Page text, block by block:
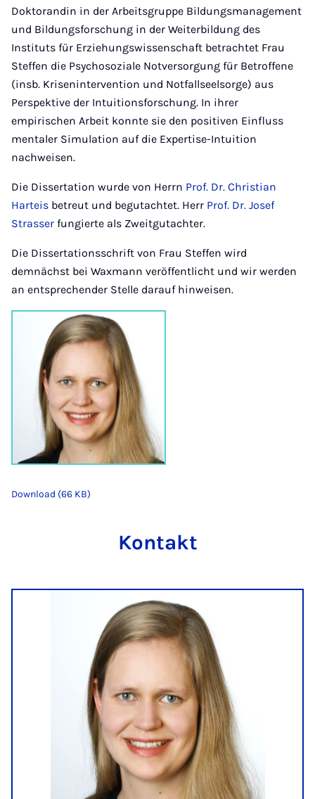
Doktorandin in der Arbeitsgruppe Bildungsmanagement
und Bildungsforschung in der Weiterbildung des
Instituts für Erziehungswissenschaft betrachtet Frau
Steffen die Psychosoziale Notversorgung für Betroffene
(insb. Krisenintervention und Notfallseelsorge) aus
Perspektive der Intuitionsforschung. In ihrer
empirischen Arbeit konnte sie den positiven Einfluss
mentaler Simulation auf die Expertise-Intuition
nachweisen.
Die Dissertation wurde von Herrn Prof. Dr. Christian
Harteis betreut und begutachtet. Herr Prof. Dr. Josef
Strasser fungierte als Zweitgutachter.
Die Dissertationsschrift von Frau Steffen wird
demnächst bei Waxmann veröffentlicht und wir werden
an entsprechender Stelle darauf hinweisen.
Download (66 KB)
Kontakt